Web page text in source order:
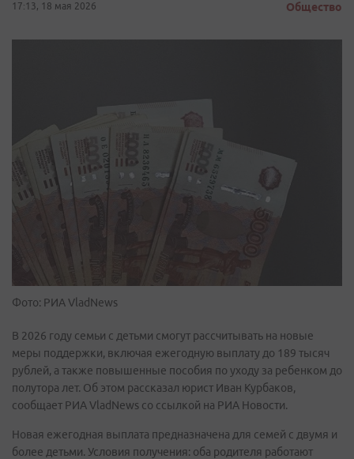
17:13, 18 мая 2026 Общество
Фото: РИА VladNews
В 2026 году семьи с детьми смогут рассчитывать на новые
меры поддержки, включая ежегодную выплату до 189 тысяч
рублей, а также повышенные пособия по уходу за ребенком до
полутора лет. Об этом рассказал юрист Иван Курбаков,
сообщает РИА VladNews со ссылкой на РИА Новости.
Новая ежегодная выплата предназначена для семей с двумя и
более детьми. Условия получения: оба родителя работают